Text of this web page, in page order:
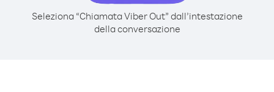
Seleziona “Chiamata Viber Out” dall’intestazione
della conversazione